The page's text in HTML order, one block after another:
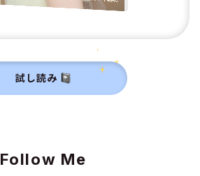
試し読み
Follow Me